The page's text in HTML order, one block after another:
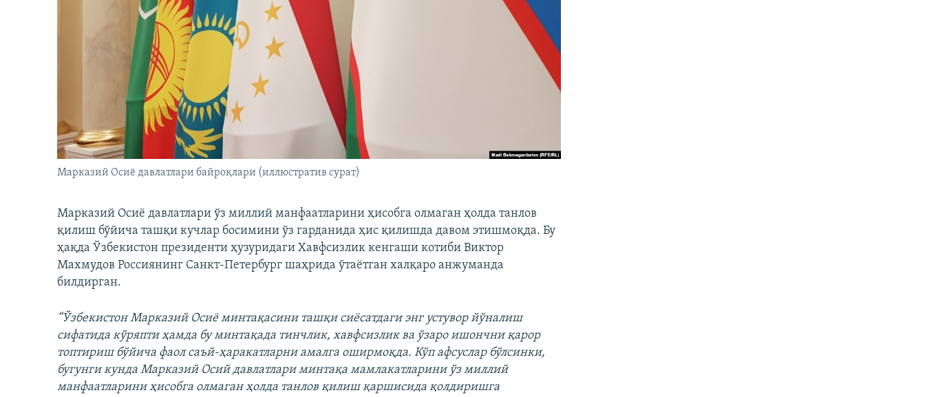
Марказий Осиё давлатлари байроқлари (иллюстратив сурат)
Марказий Осиё давлатлари ўз миллий манфаатларини ҳисобга олмаган ҳолда танлов
қилиш бўйича ташқи кучлар босимини ўз гарданида ҳис қилишда давом этишмоқда. Бу
ҳақда Ўзбекистон президенти ҳузуридаги Хавфсизлик кенгаши котиби Виктор
Махмудов Россиянинг Санкт-Петербург шаҳрида ўтаётган халқаро анжуманда
билдирган.
“Ўзбекистон Марказий Осиё минтақасини ташқи сиёсатдаги энг устувор йўналиш
сифатида кўряпти ҳамда бу минтақада тинчлик, хавфсизлик ва ўзаро ишончни қарор
топтириш бўйича фаол саъй-ҳаракатларни амалга оширмоқда. Кўп афсуслар бўлсинки,
бугунги кунда Марказий Осий давлатлари минтақа мамлакатларини ўз миллий
манфаатларини ҳисобга олмаган ҳолда танлов қилиш қаршисида қолдиришга